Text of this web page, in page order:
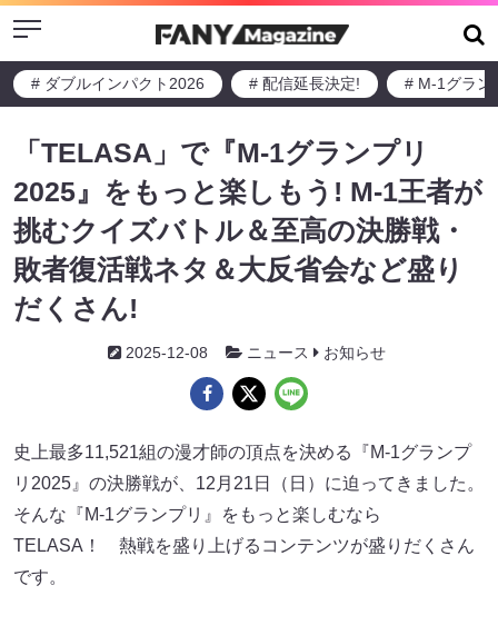
Menu
# ダブルインパクト2026 # 配信延長決定! # M-1グラン
「TELASA」で『M-1グランプリ
2025』をもっと楽しもう! M-1王者が
挑むクイズバトル＆至高の決勝戦・
敗者復活戦ネタ＆大反省会など盛り
だくさん!
2025-12-08 ニュース お知らせ
史上最多11,521組の漫才師の頂点を決める『M-1グランプ
リ2025』の決勝戦が、12月21日（日）に迫ってきました。
そんな『M-1グランプリ』をもっと楽しむなら
TELASA！ 熱戦を盛り上げるコンテンツが盛りだくさん
です。